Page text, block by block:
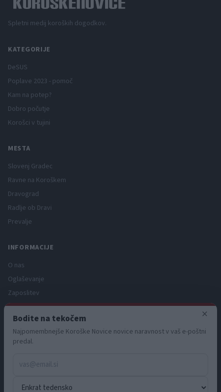
Spletni medij koroških dogodkov.
KATEGORIJE
DeSUS
Poplave 2023 - pomoč
Kam na potep?
Dobro počutje
Korošci v tujini
MESTA
Slovenj Gradec
Ravne na Koroškem
Dravograd
Radlje ob Dravi
Prevalje
INFORMACIJE
O nas
Oglaševanje
Zaposlitev
Pravno obvestilo
Zasebnost in piškotki
Storitve
Pogoji uporabe
×
Bodite na tekočem
Najpomembnejše Koroške Novice novice naravnost v vaš e-poštni
predal.